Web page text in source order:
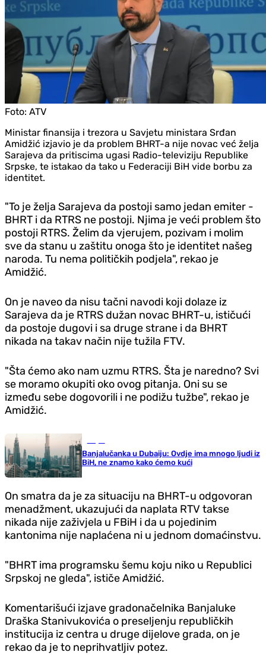
Foto: ATV
Ministar finansija i trezora u Savjetu ministara Srđan
Amidžić izjavio je da problem BHRT-a nije novac već želja
Sarajeva da pritiscima ugasi Radio-televiziju Republike
Srpske, te istakao da tako u Federaciji BiH vide borbu za
identitet.
"To je želja Sarajeva da postoji samo jedan emiter -
BHRT i da RTRS ne postoji. Njima je veći problem što
postoji RTRS. Želim da vjerujem, pozivam i molim
sve da stanu u zaštitu onoga što je identitet našeg
naroda. Tu nema političkih podjela", rekao je
Amidžić.
On je naveo da nisu tačni navodi koji dolaze iz
Sarajeva da je RTRS dužan novac BHRT-u, ističući
da postoje dugovi i sa druge strane i da BHRT
nikada na takav način nije tužila FTV.
"Šta ćemo ako nam uzmu RTRS. Šta je naredno? Svi
se moramo okupiti oko ovog pitanja. Oni su se
između sebe dogovorili i ne podižu tužbe", rekao je
Amidžić.
Banjalučanka u Dubaiju: Ovdje ima mnogo ljudi iz
BiH, ne znamo kako ćemo kući
On smatra da je za situaciju na BHRT-u odgovoran
menadžment, ukazujući da naplata RTV takse
nikada nije zaživjela u FBiH i da u pojedinim
kantonima nije naplaćena ni u jednom domaćinstvu.
"BHRT ima programsku šemu koju niko u Republici
Srpskoj ne gleda", ističe Amidžić.
Komentarišući izjave gradonačelnika Banjaluke
Draška Stanivukovića o preseljenju republičkih
institucija iz centra u druge dijelove grada, on je
rekao da je to neprihvatljiv potez.